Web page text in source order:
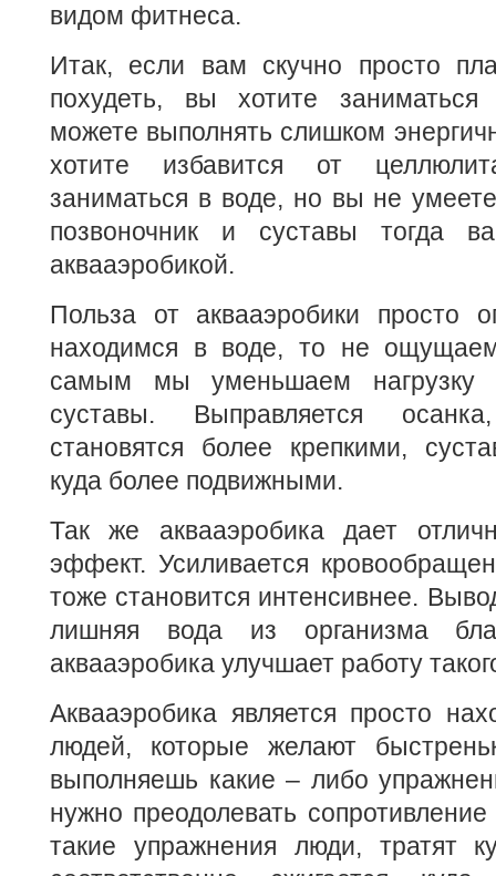
видом фитнеса.
Итак, если вам скучно просто
похудеть, вы хотите
можете выполнять слишком
хотите избавится от
заниматься в воде, но вы не
позвоночник и суставы тогда
аквааэробикой.
Польза от аквааэробики просто
находимся в воде, то не
самым мы уменьшаем нагрузку
суставы. Выправляется
становятся более крепкими,
куда более подвижными.
Так же аквааэробика дает
эффект. Усиливается
тоже становится интенсивнее.
лишняя вода из организма
аквааэробика улучшает работу
Аквааэробика является просто
людей, которые желают
выполняешь какие – либо
нужно преодолевать
такие упражнения люди, тратят